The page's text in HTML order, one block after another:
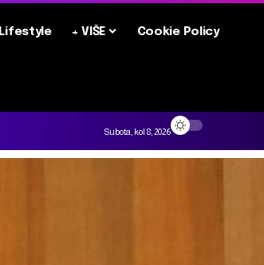
Lifestyle + VIŠE Cookie Policy
Subota, kol 8, 2026